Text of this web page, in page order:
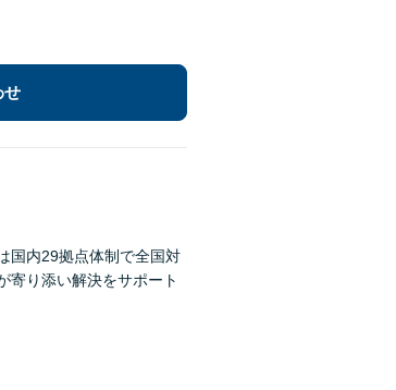
せ
国内29拠点体制で全国対
寄り添い解決をサポート